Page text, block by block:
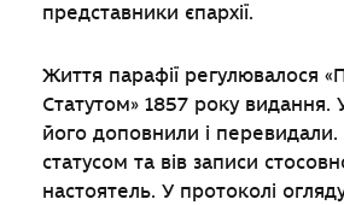
представники єпархії.
Життя парафії регулювалося
Статутом» 1857 року видання.
його доповнили і перевидали.
статусом та вів записи
настоятель. У протоколі